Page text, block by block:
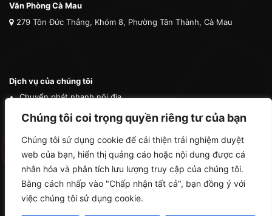
Chúng tôi coi trọng quyền riêng tư của bạn
Chúng tôi sử dụng cookie để cải thiện trải nghiệm duyệt
web của bạn, hiển thị quảng cáo hoặc nội dung được cá
nhân hóa và phân tích lưu lượng truy cập của chúng tôi.
Bằng cách nhấp vào "Chấp nhận tất cả", bạn đồng ý với
việc chúng tôi sử dụng cookie.
Văn Phòng Cà Mau
279 Tôn Đức Thắng, Khóm 8, Phường Tân Thành, Cà Mau
Dịch vụ của chúng tôi
Chuyển phát nhanh nội địa
Chuyển phát nhanh quốc tế
Vận chuyển thú cưng
Mua hộ hàng nước ngoài